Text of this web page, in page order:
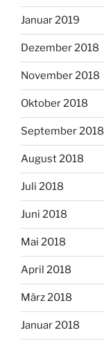
Januar 2019
Dezember 2018
November 2018
Oktober 2018
September 2018
August 2018
Juli 2018
Juni 2018
Mai 2018
April 2018
März 2018
Januar 2018